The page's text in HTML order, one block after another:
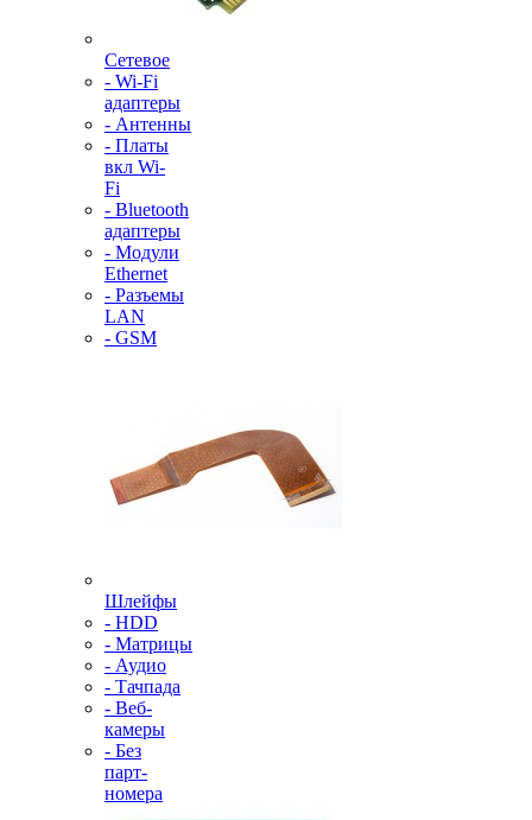
Сетевое
- Wi-Fi
адаптеры
- Антенны
- Платы
вкл Wi-
Fi
- Bluetooth
адаптеры
- Модули
Ethernet
- Разъемы
LAN
- GSM
Шлейфы
- HDD
- Матрицы
- Аудио
- Тачпада
- Веб-
камеры
- Без
парт-
номера